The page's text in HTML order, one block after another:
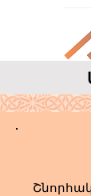
Հիմնական